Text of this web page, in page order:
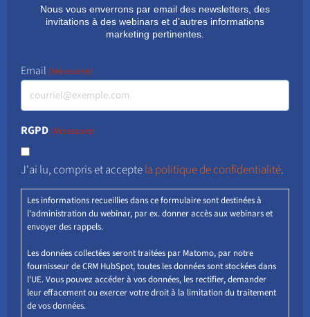
Nous vous enverrons par email des newsletters, des
invitations à des webinars et d’autres informations
marketing pertinentes.
Email (Nécessaire)
RGPD (Nécessaire)
J'ai lu, compris et acceptela politique de confidentialité.
Les informations recueillies dans ce formulaire sont destinées à
l'administration du webinar, par ex. donner accès aux webinars et
envoyer des rappels.
Les données collectées seront traitées par Matomo, par notre
fournisseur de CRM HubSpot, toutes les données sont stockées dans
l'UE. Vous pouvez accéder à vos données, les rectifier, demander
leur effacement ou exercer votre droit à la limitation du traitement
de vos données.